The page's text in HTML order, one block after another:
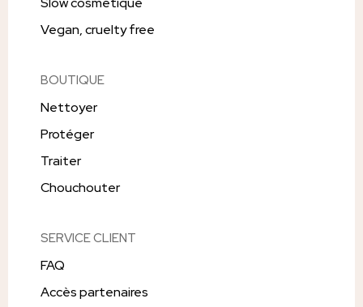
Vegan, cruelty free
BOUTIQUE
Nettoyer
Protéger
Traiter
Chouchouter
SERVICE CLIENT
FAQ
Accès partenaires